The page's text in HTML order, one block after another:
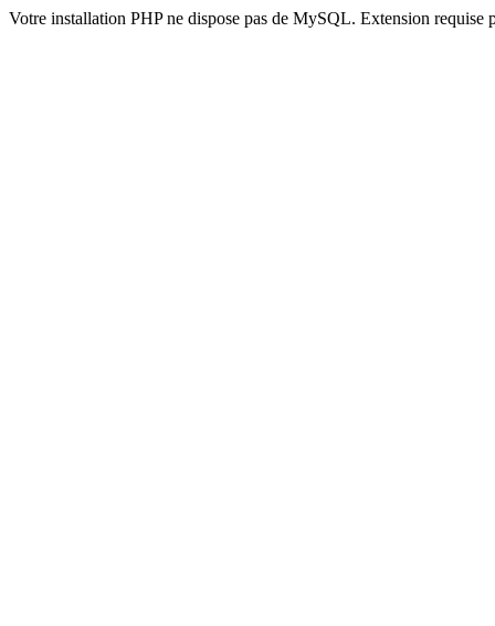
Votre installation PHP ne dispose pas de MySQL. Extension requise